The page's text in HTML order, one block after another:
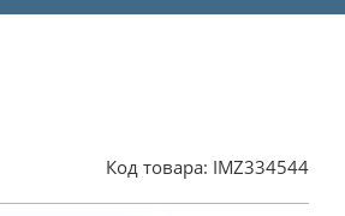
Код товара: IMZ334544